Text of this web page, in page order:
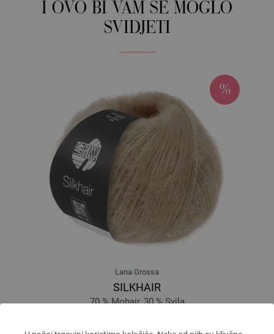
I OVO BI VAM SE MOGLO
SVIDJETI
Lana Grossa
SILKHAIR
70 % Mohair, 30 % Svila
Većina igle: 4,5 - 5